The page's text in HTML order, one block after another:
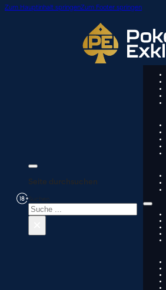
Zum Hauptinhalt springenZum Footer springen
Seite durchsuchen